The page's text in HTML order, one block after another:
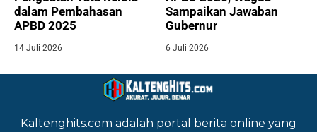
dalam Pembahasan
APBD 2025
14 Juli 2026
Sampaikan Jawaban
Gubernur
6 Juli 2026
Kaltenghits.com adalah portal berita online yang